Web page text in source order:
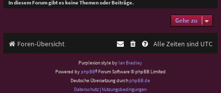
In diesem Forum gibt es keine Themen oder Beiträge.
Gehe zu
Foren-Übersicht Alle Zeiten sind UTC
Purplexion style by Ian Bradley
Powered byphpBB® Forum Software © phpBB Limited
Deutsche Übersetzung durchphpBB.de
Datenschutz | Nutzungsbedingungen